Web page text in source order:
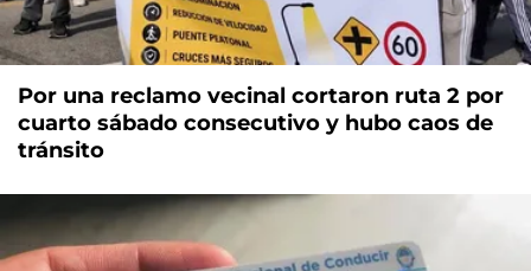
Por una reclamo vecinal cortaron ruta 2 por
cuarto sábado consecutivo y hubo caos de
tránsito